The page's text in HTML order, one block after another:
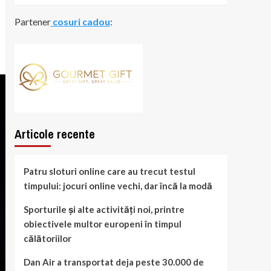
Partenercosuri cadou:
Articole recente
Patru sloturi online care au trecut testul
timpului: jocuri online vechi, dar încă la modă
Sporturile și alte activități noi, printre
obiectivele multor europeni în timpul
călătoriilor
Dan Air a transportat deja peste 30.000 de